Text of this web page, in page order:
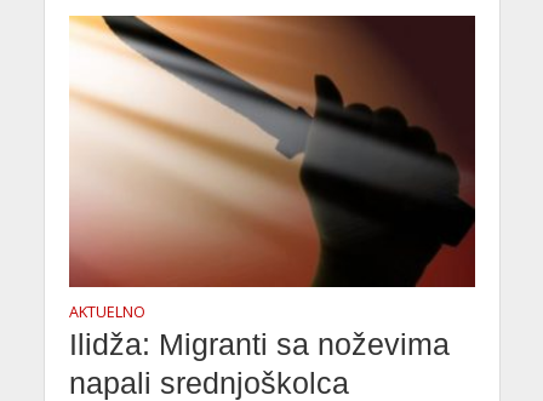
AKTUELNO
Ilidža: Migranti sa noževima
napali srednjoškolca